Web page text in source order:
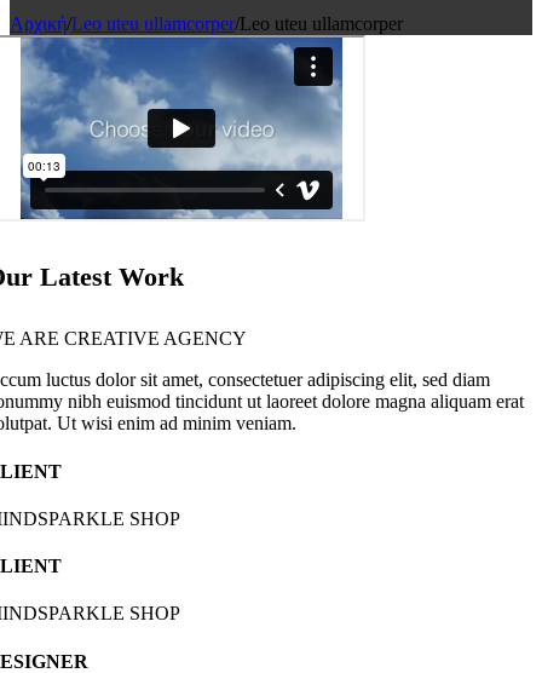
Αρχική/Leo uteu ullamcorper/Leo uteu ullamcorper
Latest Work
ARE CREATIVE AGENCY
luctus dolor sit amet, consectetuer adipiscing elit, sed diam
nibh euismod tincidunt ut laoreet dolore magna aliquam erat
Ut wisi enim ad minim veniam.
SHOP
SHOP